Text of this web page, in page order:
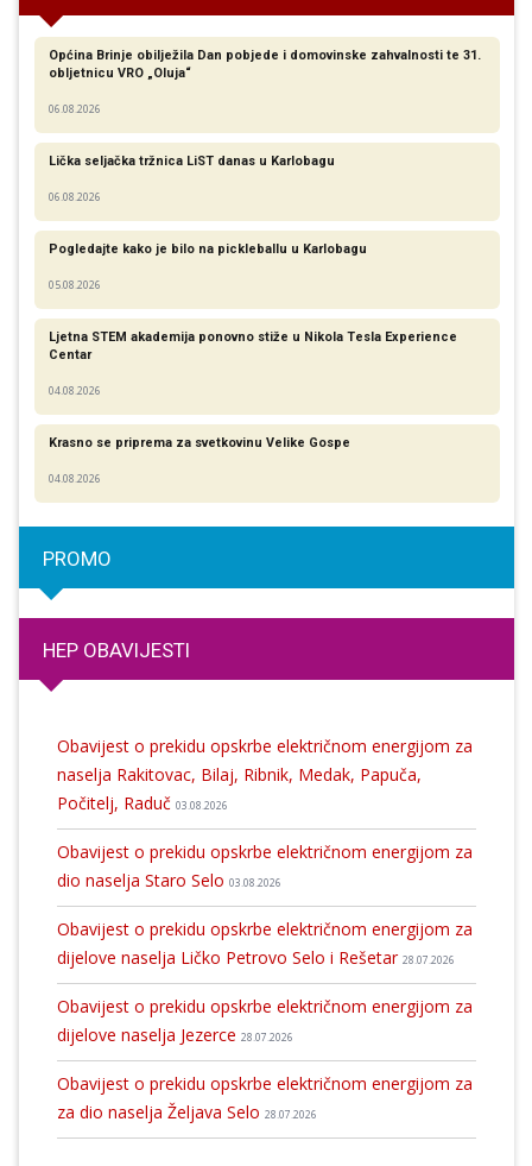
Općina Brinje obilježila Dan pobjede i domovinske zahvalnosti te 31.
obljetnicu VRO „Oluja“
06.08.2026
Lička seljačka tržnica LiST danas u Karlobagu
06.08.2026
Pogledajte kako je bilo na pickleballu u Karlobagu
05.08.2026
Ljetna STEM akademija ponovno stiže u Nikola Tesla Experience
Centar
04.08.2026
Krasno se priprema za svetkovinu Velike Gospe
04.08.2026
PROMO
HEP OBAVIJESTI
Obavijest o prekidu opskrbe električnom energijom za
naselja Rakitovac, Bilaj, Ribnik, Medak, Papuča,
Počitelj, Raduč 03.08.2026
Obavijest o prekidu opskrbe električnom energijom za
dio naselja Staro Selo 03.08.2026
Obavijest o prekidu opskrbe električnom energijom za
dijelove naselja Ličko Petrovo Selo i Rešetar 28.07.2026
Obavijest o prekidu opskrbe električnom energijom za
dijelove naselja Jezerce 28.07.2026
Obavijest o prekidu opskrbe električnom energijom za
za dio naselja Željava Selo 28.07.2026